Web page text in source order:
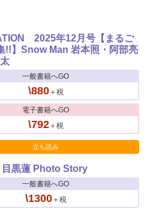
2025年12月号【まるご
!!】Snow Man 岩本照・阿部亮
一般書籍へGO
\880＋税
電子書籍へGO
\792＋税
立ち読み
黒蓮 Photo Story
一般書籍へGO
\1300＋税